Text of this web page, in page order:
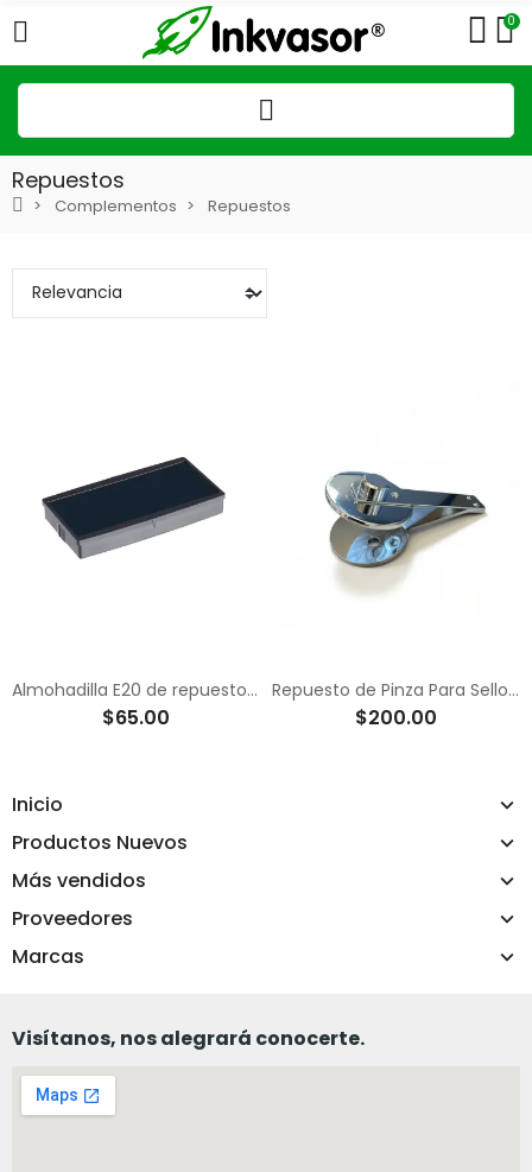
0
Repuestos
Complementos Repuestos
Inicio
Productos Nuevos
Más vendidos
Proveedores
Marcas
Almohadilla E20 de repuesto para sellos 1.4x3.8cm
$65.00
Repuesto de Pinza Para Sello Seco de 4cm de Diámetro Diseño Personalizado
$200.00
Visítanos, nos alegrará conocerte.